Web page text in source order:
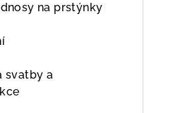
na prstýnky
svatby a